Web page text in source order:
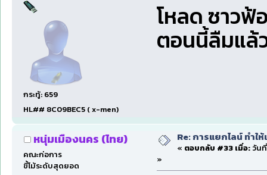
กระทู้: 659
HL## 8C09BEC5 ( x-men)
โหลด ซาวฟ้
ตอนนี้ลืมแล้
หนุ่มเมืองนคร (ไทย)
คณะก่อการ
ขี้โม้ระดับสุดยอด
Re: การแยกไลน์ ทำใ
« ตอบกลับ #33 เมื่อ:วันที่
»